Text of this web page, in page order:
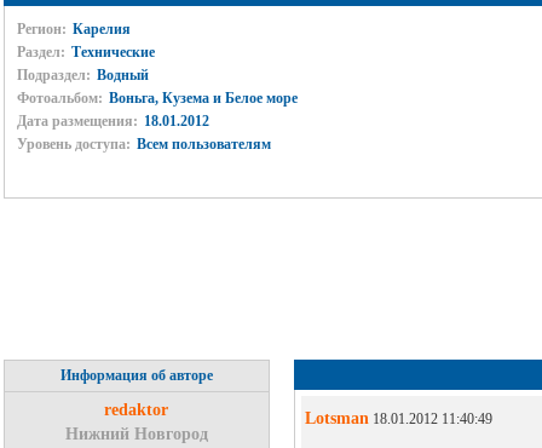
Регион: Карелия
Раздел: Технические
Подраздел: Водный
Фотоальбом: Воньга, Кузема и Белое море
Дата размещения: 18.01.2012
Уровень доступа: Всем пользователям
Информация об авторе
redaktor
Нижний Новгород
Lotsman18.01.2012 11:40:49